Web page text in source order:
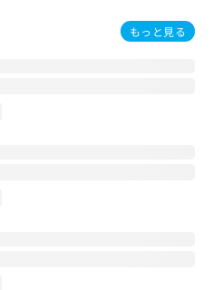
もっと見る